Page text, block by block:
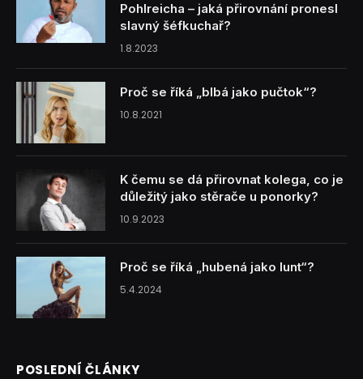
Pohlreicha – jaká přirovnání pronesl
slavný šéfkuchař?
1.8.2023
Proč se říká „blbá jako pučtok“?
10.8.2021
K čemu se dá přirovnat kolega, co je
důležitý jako stěrače u ponorky?
10.9.2023
Proč se říká „hubená jako lunt“?
5.4.2024
POSLEDNÍ ČLÁNKY